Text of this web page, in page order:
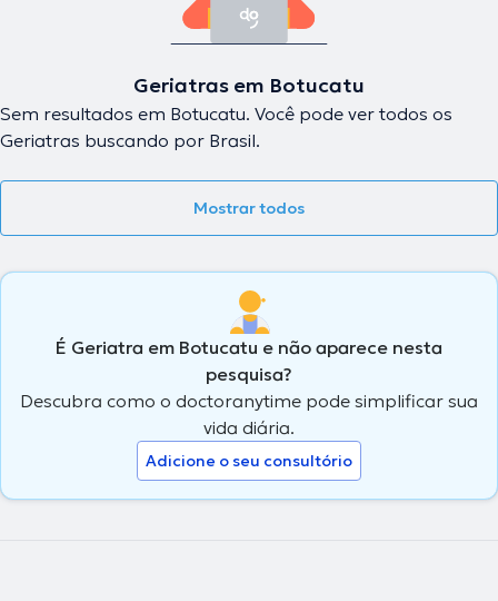
Geriatras em Botucatu
Sem resultados em Botucatu. Você pode ver todos os
Geriatras buscando por Brasil.
Mostrar todos
É Geriatra em Botucatu e não aparece nesta
pesquisa?
Descubra como o doctoranytime pode simplificar sua
vida diária.
Adicione o seu consultório